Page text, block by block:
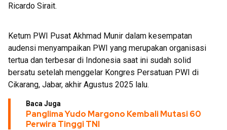
Ricardo Sirait.
Ketum PWI Pusat Akhmad Munir dalam kesempatan
audensi menyampaikan PWI yang merupakan organisasi
tertua dan terbesar di Indonesia saat ini sudah solid
bersatu setelah menggelar Kongres Persatuan PWI di
Cikarang, Jabar, akhir Agustus 2025 lalu.
Baca Juga
Panglima Yudo Margono Kembali Mutasi 60
Perwira Tinggi TNI